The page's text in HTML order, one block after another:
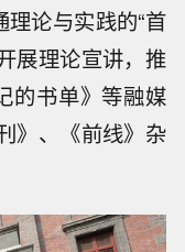
论与实践的“首
展理论宣讲，推
书单》等融媒
》、《前线》杂